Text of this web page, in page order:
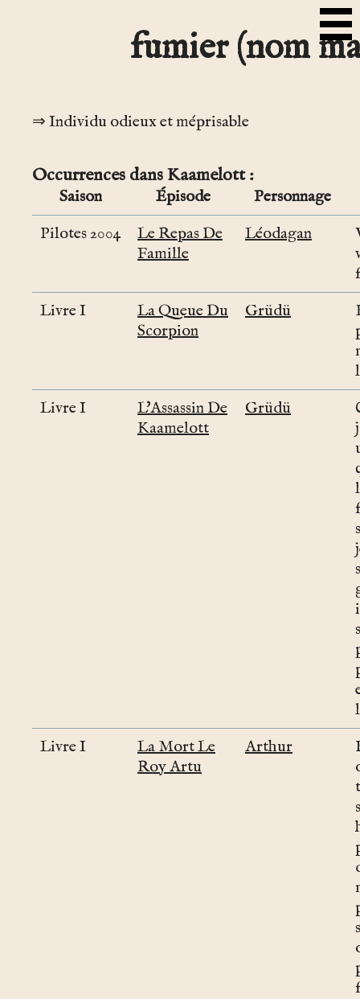
fumier (nom
Individu odieux et méprisable
Occurrences dans Kaamelott
Saison Épisode
Personnage
Pilotes 2004
Le Repas De
Famille
Léodagan
Livre I
La Queue Du
Scorpion
Grüdü
Livre I
L'Assassin De
Kaamelott
Grüdü
Livre I
La Mort Le
Roy Artu
Arthur